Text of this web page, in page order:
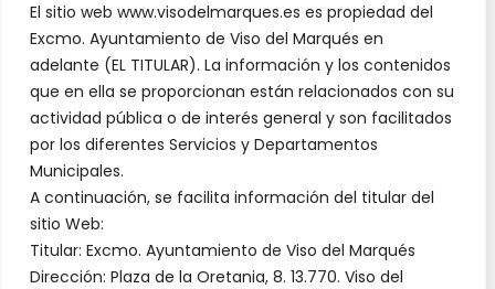
El sitio web www.visodelmarques.es es propiedad del
Excmo. Ayuntamiento de Viso del Marqués en
adelante (EL TITULAR). La información y los contenidos
que en ella se proporcionan están relacionados con su
actividad pública o de interés general y son facilitados
por los diferentes Servicios y Departamentos
Municipales.
A continuación, se facilita información del titular del
sitio Web:
Titular: Excmo. Ayuntamiento de Viso del Marqués
Dirección: Plaza de la Oretania, 8. 13.770. Viso del